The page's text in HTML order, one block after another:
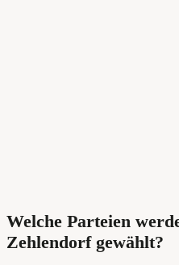
Welche Parteien
Zehlendorf gewählt?